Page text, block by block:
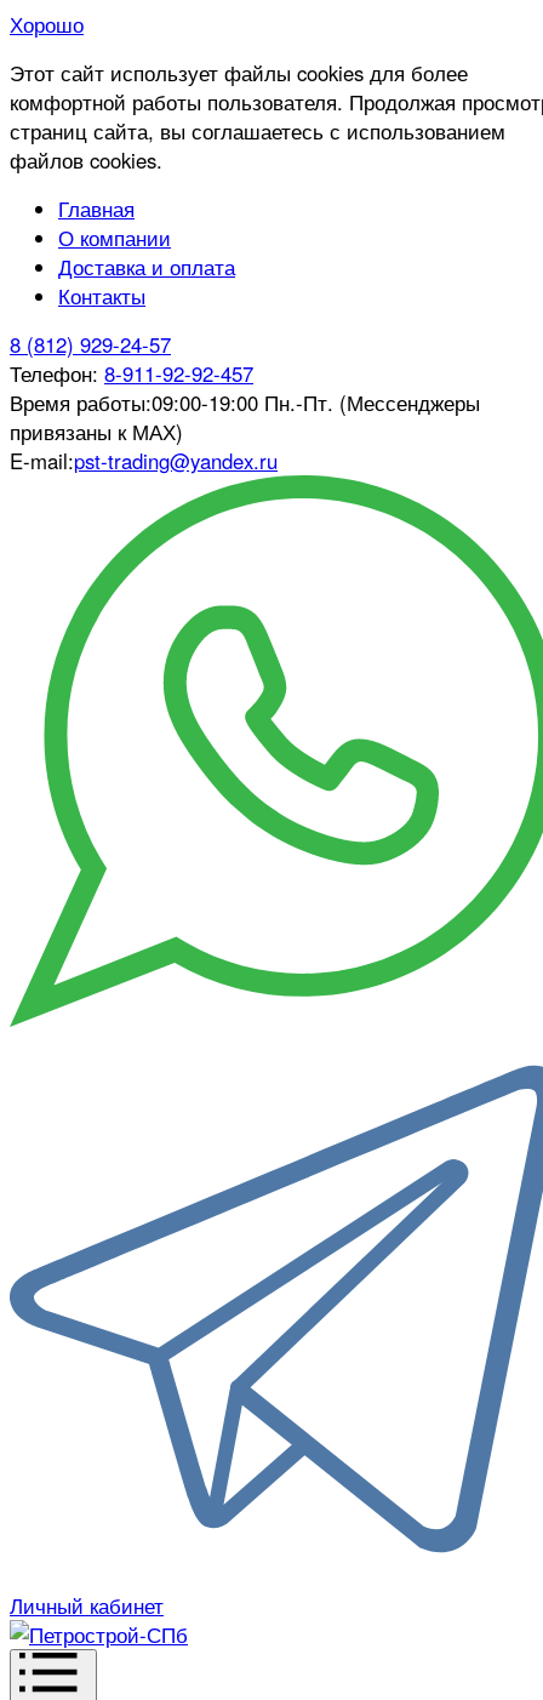
Хорошо
Этот сайт использует файлы cookies для более
комфортной работы пользователя. Продолжая
страниц сайта, вы соглашаетесь с использованием
файлов cookies.
Главная
О компании
Доставка и оплата
Контакты
8 (812) 929-24-57
Телефон: 8-911-92-92-457
Время работы:09:00-19:00 Пн.-Пт. (Мессенджеры
привязаны к МАХ)
E-mail:pst-trading@yandex.ru
Личный кабинет